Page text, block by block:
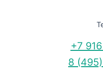
+7
8